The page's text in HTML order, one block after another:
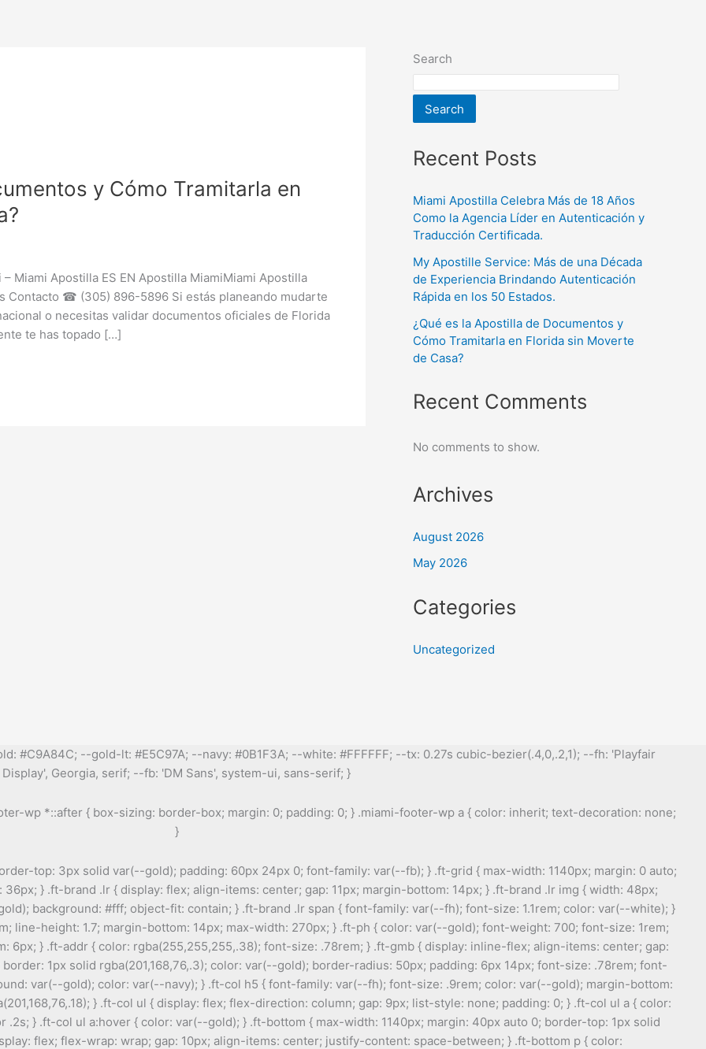
y Cómo Tramitarla en
Miami Apostilla ES EN Apostilla MiamiMiami Apostilla
Contacto ☎ (305) 896-5896 Si estás planeando mudarte
o necesitas validar documentos oficiales de Florida
te has topado […]
Search
Search
Recent Posts
Miami Apostilla Celebra Más de 18 Años
Como la Agencia Líder en Autenticación y
Traducción Certificada.
My Apostille Service: Más de una Década
de Experiencia Brindando Autenticación
Rápida en los 50 Estados.
¿Qué es la Apostilla de Documentos y
Cómo Tramitarla en Florida sin Moverte
de Casa?
Recent Comments
No comments to show.
Archives
August 2026
May 2026
Categories
Uncategorized
#C9A84C; --gold-lt: #E5C97A; --navy: #0B1F3A; --white: #FFFFFF; --tx: 0.27s cubic-bezier(.4,0,.2,1); --fh: 'Playfair
Display', Georgia, serif; --fb: 'DM Sans', system-ui, sans-serif; }
wp *::after { box-sizing: border-box; margin: 0; padding: 0; } .miami-footer-wp a { color: inherit; text-decoration: none;
}
top: 3px solid var(--gold); padding: 60px 24px 0; font-family: var(--fb); } .ft-grid { max-width: 1140px; margin: 0 auto;
} .ft-brand .lr { display: flex; align-items: center; gap: 11px; margin-bottom: 14px; } .ft-brand .lr img { width: 48px;
background: #fff; object-fit: contain; } .ft-brand .lr span { font-family: var(--fh); font-size: 1.1rem; color: var(--white); }
line-height: 1.7; margin-bottom: 14px; max-width: 270px; } .ft-ph { color: var(--gold); font-weight: 700; font-size: 1rem;
6px; } .ft-addr { color: rgba(255,255,255,.38); font-size: .78rem; } .ft-gmb { display: inline-flex; align-items: center; gap:
1px solid rgba(201,168,76,.3); color: var(--gold); border-radius: 50px; padding: 6px 14px; font-size: .78rem; font-
var(--gold); color: var(--navy); } .ft-col h5 { font-family: var(--fh); font-size: .9rem; color: var(--gold); margin-bottom:
} .ft-col ul { display: flex; flex-direction: column; gap: 9px; list-style: none; padding: 0; } .ft-col ul a { color:
} .ft-col ul a:hover { color: var(--gold); } .ft-bottom { max-width: 1140px; margin: 40px auto 0; border-top: 1px solid
flex; flex-wrap: wrap; gap: 10px; align-items: center; justify-content: space-between; } .ft-bottom p { color: